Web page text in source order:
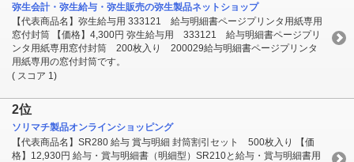
弥生会計・弥生給与・弥生販売の弥生製品ネットショップ
【代表商品名】弥生給与用 333121 給与明細書ページプリンタ用紙専用
窓付封筒 【価格】4,300円 弥生給与用 333121 給与明細書ページプリ
ンタ用紙専用窓付封筒 200枚入り 200029給与明細書ページプリンタ
用紙専用の窓付封筒です。
( スコア 1)
2位
ソリマチ製品オンラインショッピング
【代表商品名】SR280 給与 賞与明細 封筒割引セット 500枚入り 【価
格】12,930円 給与・賞与明細書（明細型）SR210と給与・賞与明細書用